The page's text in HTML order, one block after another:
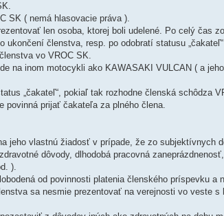
SK ( nemá hlasovacie práva ).
len osoba, ktorej boli udelené. Po celý čas
členstva, resp. po odobratí statusu
vo VROC SK.
na inom motocykli ako KAWASAKI VULCAN ( a
„čakateľ“, pokiaľ tak rozhodne členská schôdza
prijať čakateľa za plného člena.
jeho vlastnú žiadosť v prípade, že zo subjektívnych
dôvody, dlhodobá pracovná
).
od povinnosti platenia členského príspevku a
sa nesmie prezentovať na verejnosti vo veste